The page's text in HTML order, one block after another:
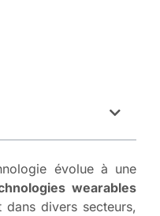
évolue à une
wearables
divers secteurs,